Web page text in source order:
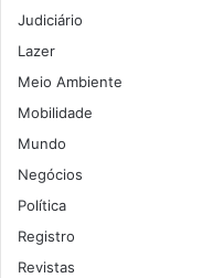
Judiciário
Lazer
Meio Ambiente
Mobilidade
Mundo
Negócios
Política
Registro
Revistas